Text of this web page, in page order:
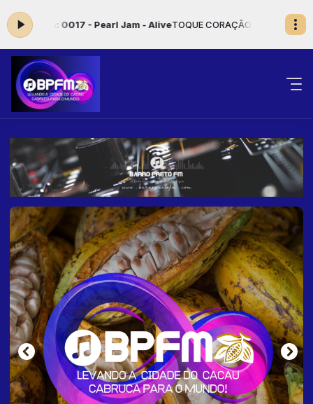
0017 - Pearl Jam - AliveTOQUE CORAÇÃO das 00:00 às 05:00 -